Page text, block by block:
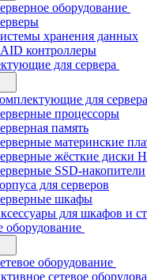
оборудование
хранения данных
контроллеры
для сервера
для сервера
процессоры
память
материнские
жёсткие диски
SSD-накопители
для серверов
шкафы
для шкафов и
оборудование
оборудование
сетевое